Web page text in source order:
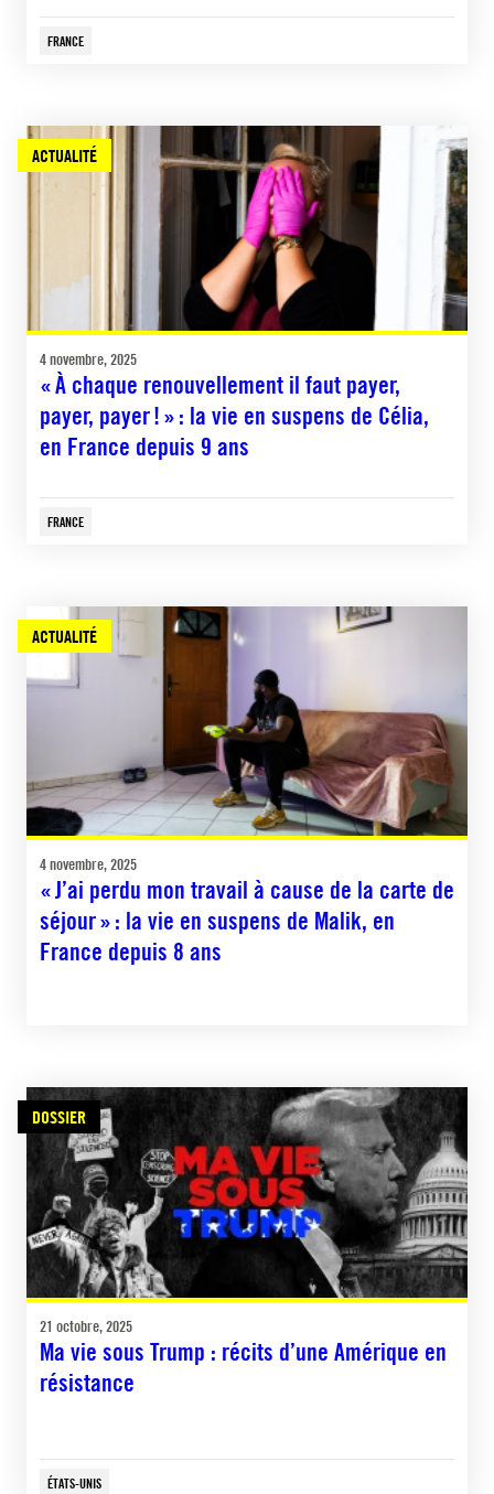
FRANCE
ACTUALITÉ
4 novembre, 2025
« À chaque renouvellement il faut payer,
payer, payer ! » : la vie en suspens de Célia,
en France depuis 9 ans
FRANCE
ACTUALITÉ
4 novembre, 2025
« J’ai perdu mon travail à cause de la carte de
séjour » : la vie en suspens de Malik, en
France depuis 8 ans
DOSSIER
21 octobre, 2025
Ma vie sous Trump : récits d’une Amérique en
résistance
ÉTATS-UNIS